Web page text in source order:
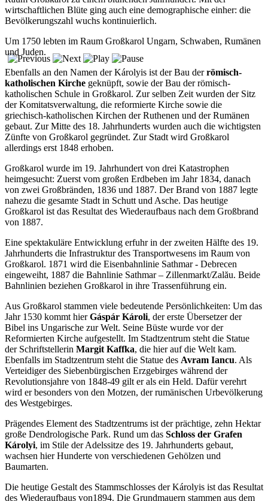
wirtschaftlichen Blüte ging auch eine demographische einher: die
Bevölkerungszahl wuchs kontinuierlich.
Um 1750 lebten im Raum Großkarol Ungarn, Schwaben, Rumänen
und Juden.
Ebenfalls an den Namen der Károlyis ist der Bau derrömisch-
katholischen Kirche geknüpft, sowie der Bau der römisch-
katholischen Schule in Großkarol. Zur selben Zeit wurden der Sitz
der Komitatsverwaltung, die reformierte Kirche sowie die
griechisch-katholischen Kirchen der Ruthenen und der Rumänen
gebaut. Zur Mitte des 18. Jahrhunderts wurden auch die wichtigsten
Zünfte von Großkarol gegründet. Zur Stadt wird Großkarol
allerdings erst 1848 erhoben.
Großkarol wurde im 19. Jahrhundert von drei Katastrophen
heimgesucht: Zuerst vom großen Erdbeben im Jahr 1834, danach
von zwei Großbränden, 1836 und 1887. Der Brand von 1887 legte
nahezu die gesamte Stadt in Schutt und Asche. Das heutige
Großkarol ist das Resultat des Wiederaufbaus nach dem Großbrand
von 1887.
Eine spektakuläre Entwicklung erfuhr in der zweiten Hälfte des 19.
Jahrhunderts die Infrastruktur des Transportwesens im Raum von
Großkarol. 1871 wird die Eisenbahnlinie Sathmar - Debrecen
eingeweiht, 1887 die Bahnlinie Sathmar – Zillenmarkt/Zalău. Beide
Bahnlinien beziehen Großkarol in ihre Trassenführung ein.
Aus Großkarol stammen viele bedeutende Persönlichkeiten: Um das
Jahr 1530 kommt hierGáspár Károli, der erste Übersetzer der
Bibel ins Ungarische zur Welt. Seine Büste wurde vor der
Reformierten Kirche aufgestellt. Im Stadtzentrum steht die Statue
der Schriftstellerin Margit Kaffka, die hier auf die Welt kam.
Ebenfalls im Stadtzentrum steht die Statue des Avram Iancu. Als
Verteidiger des Siebenbürgischen Erzgebirges während der
Revolutionsjahre von 1848-49 gilt er als ein Held. Dafür verehrt
wird er besonders von den Motzen, der rumänischen Urbevölkerung
des Westgebirges.
Prägendes Element des Stadtzentrums ist der prächtige, zehn Hektar
große Dendrologische Park. Rund um das Schloss der Grafen
Károlyi, im Stile der Adelssitze des 19. Jahrhunderts gebaut,
wachsen hier Hunderte von verschiedenen Gehölzen und
Baumarten.
Die heutige Gestalt des Stammschlosses der Károlyis ist das Resultat
des Wiederaufbaus von1894. Die Grundmauern stammen aus dem